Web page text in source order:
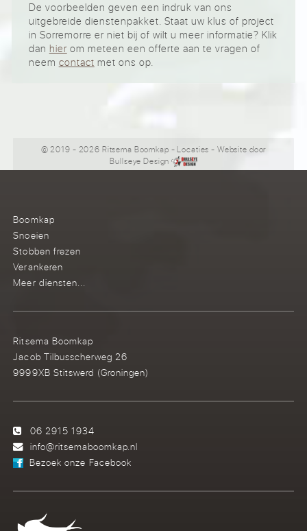
De voorbeelden geven een indruk van ons
uitgebreide dienstenpakket. Staat uw klus of project
in Sorremorre er niet bij of wilt u meer informatie? Klik
dan hierom meteen een offerte aan te vragen of
neem contact met ons op.
© 2019 - 2026 Ritsema Boomkap -Locaties - Website door
Bullseye Design
Boomkap
Snoeien
Stobben frezen
Verankeren
Meer diensten...
Ritsema Boomkap
Jacob Tilbusscherweg 26
9999XB Stitswerd (Groningen)
06 2915 1934
info@ritsemaboomkap.nl
Bezoek onze Facebook